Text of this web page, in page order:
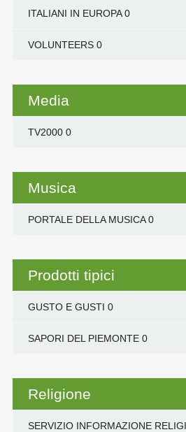
ITALIANI IN EUROPA0
VOLUNTEERS0
Media
TV20000
Musica
PORTALE DELLA MUSICA0
Prodotti tipici
GUSTO E GUSTI 0
SAPORI DEL PIEMONTE0
Religione
SERVIZIO INFORMAZIONE